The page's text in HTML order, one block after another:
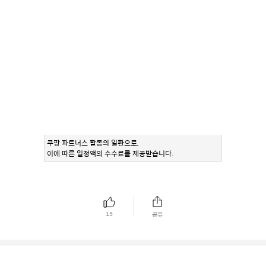
쿠팡 파트너스 활동의 일환으로,
이에 따른 일정액의 수수료를 제공받습니다.
15 공유